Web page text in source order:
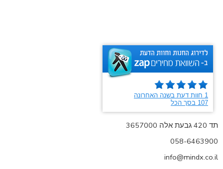
תד 420 גבעת אלה 3657000
058-6463900
info@mindx.co.il